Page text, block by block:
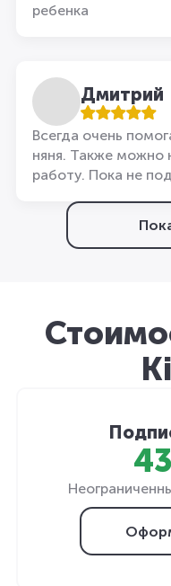
ребенка
Дмитрий
Всегда очень
няня. Также можно
работу. Пока не